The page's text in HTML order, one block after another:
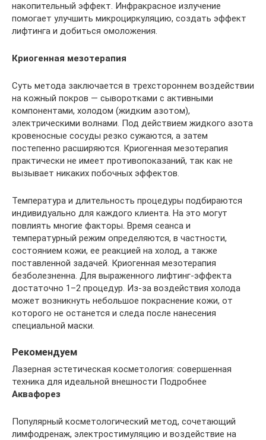
накопительный эффект. Инфракрасное излучение
помогает улучшить микроциркуляцию, создать эффект
лифтинга и добиться омоложения.
Криогенная мезотерапия
Суть метода заключается в трехстороннем воздействии
на кожный покров — сыворотками с активными
компонентами, холодом (жидким азотом),
электрическими волнами. Под действием жидкого азота
кровеносные сосуды резко сужаются, а затем
постепенно расширяются. Криогенная мезотерапия
практически не имеет противопоказаний, так как не
вызывает никаких побочных эффектов.
Температура и длительность процедуры подбираются
индивидуально для каждого клиента. На это могут
повлиять многие факторы. Время сеанса и
температурный режим определяются, в частности,
состоянием кожи, ее реакцией на холод, а также
поставленной задачей. Криогенная мезотерапия
безболезненна. Для выраженного лифтинг-эффекта
достаточно 1–2 процедур. Из-за воздействия холода
может возникнуть небольшое покраснение кожи, от
которого не останется и следа после нанесения
специальной маски.
Рекомендуем
Лазерная эстетическая косметология: совершенная
техника для идеальной внешности Подробнее
Аквафорез
Популярный косметологический метод, сочетающий
лимфодренаж, электростимуляцию и воздействие на